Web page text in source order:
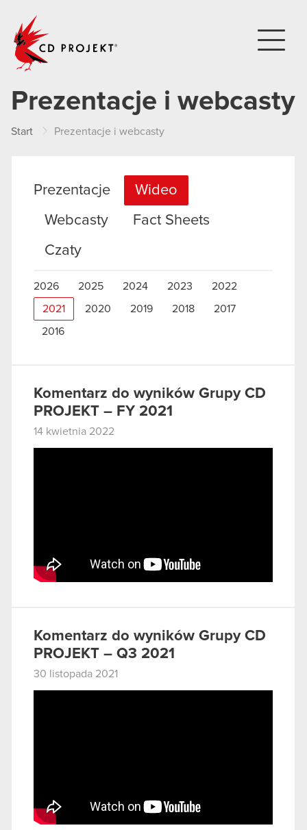
Prezentacje i webcasty
Start Prezentacje i webcasty
Prezentacje
Wideo
Webcasty
Fact Sheets
Czaty
2026 2025 2024 2023 2022
2021 2020 2019 2018 2017
2016
Komentarz do wyników Grupy CD
PROJEKT – FY 2021
14 kwietnia 2022
Komentarz do wyników Grupy CD
PROJEKT – Q3 2021
30 listopada 2021